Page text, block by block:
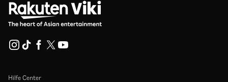
Hilfe Center